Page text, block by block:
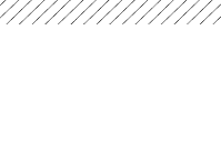
Przejdź